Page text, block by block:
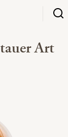
Art